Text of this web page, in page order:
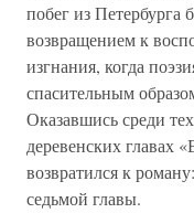
побег из Петербурга
возвращением к
изгнания, когда
спасительным
Оказавшись среди
деревенских главах
возвратился к
седьмой главы.